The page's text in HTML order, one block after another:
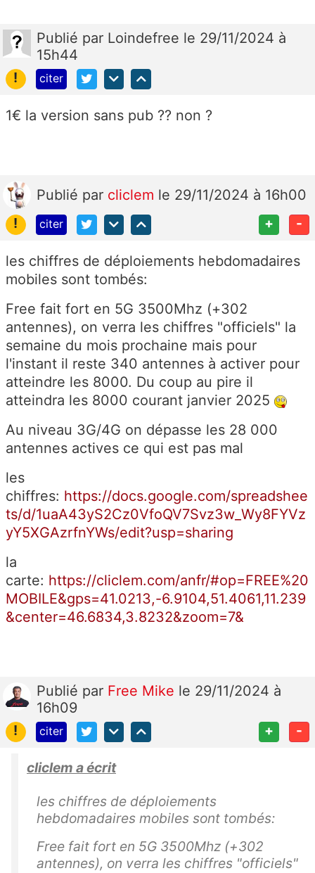
Publié par Loindefree le 29/11/2024 à
15h44
!
citer
1€ la version sans pub ?? non ?
Publié par cliclem le 29/11/2024 à 16h00
!
citer + -
les chiffres de déploiements hebdomadaires
mobiles sont tombés:
Free fait fort en 5G 3500Mhz (+302
antennes), on verra les chiffres "officiels" la
semaine du mois prochaine mais pour
l'instant il reste 340 antennes à activer pour
atteindre les 8000. Du coup au pire il
atteindra les 8000 courant janvier 2025
Au niveau 3G/4G on dépasse les 28 000
antennes actives ce qui est pas mal
les
chiffres: https://docs.google.com/spreadshee
ts/d/1uaA43yS2Cz0VfoQV7Svz3w_Wy8FYVz
yY5XGAzrfnYWs/edit?usp=sharing
la
carte: https://cliclem.com/anfr/#op=FREE%20
MOBILE&gps=41.0213,-6.9104,51.4061,11.239
&center=46.6834,3.8232&zoom=7&
Publié par Free Mike le 29/11/2024 à
16h09
!
citer + -
cliclem a écrit
les chiffres de déploiements
hebdomadaires mobiles sont tombés:
Free fait fort en 5G 3500Mhz (+302
antennes), on verra les chiffres "officiels"